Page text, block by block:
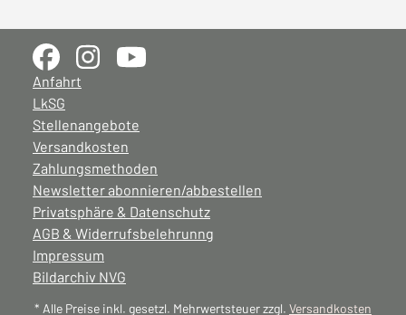
Anfahrt
LkSG
Stellenangebote
Versandkosten
Zahlungsmethoden
Newsletter abonnieren/abbestellen
Privatsphäre & Datenschutz
AGB & Widerrufsbelehrunng
Impressum
Bildarchiv NVG
* Alle Preise inkl. gesetzl. Mehrwertsteuer zzgl. Versandkosten